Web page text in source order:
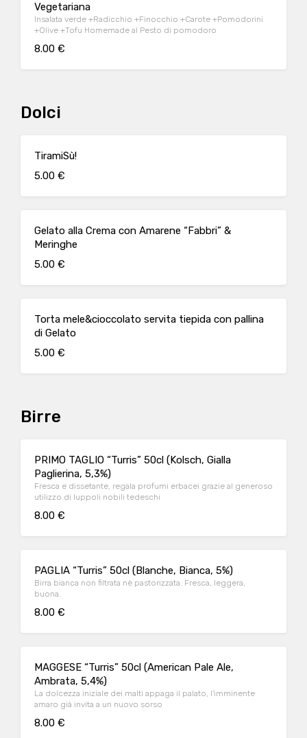
Vegetariana
Insalata verde +Radicchio +Finocchio +Carote +Pomodorini
+Olive +Tofu Homemade al Pesto di pomodoro
8.00 €
Dolci
TiramiSù!
5.00 €
Gelato alla Crema con Amarene “Fabbri” &
Meringhe
5.00 €
Torta mele&cioccolato servita tiepida con pallina
di Gelato
5.00 €
Birre
PRIMO TAGLIO “Turris” 50cl (Kolsch, Gialla
Paglierina, 5,3%)
Fresca e dissetante, regala profumi erbacei grazie al generoso
utilizzo di luppoli nobili tedeschi
8.00 €
PAGLIA “Turris” 50cl (Blanche, Bianca, 5%)
Birra bianca non filtrata nè pastorizzata. Fresca, leggera,
buona.
8.00 €
MAGGESE “Turris” 50cl (American Pale Ale,
Ambrata, 5,4%)
La dolcezza iniziale dei malti appaga il palato, l'imminente
amaro già invita a un nuovo sorso
8.00 €